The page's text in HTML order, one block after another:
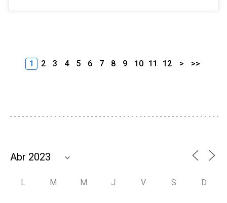
1 2 3 4 5 6 7 8 9 10 11 12 > >>
L M M J V S D